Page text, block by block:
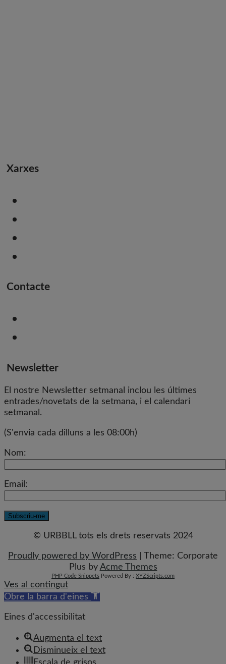
Xarxes
Contacte
Newsletter
El nostre Newsletter setmanal inclou les últimes
entrades/novetats de la setmana, i el calendari
setmanal.
(S'envia cada dilluns a les 08:00h)
Nom:
Email:
© URBBLL tots els drets reservats 2024
Proudly powered by WordPress
Theme: Corporate
Plus by Acme Themes
PHP Code Snippets Powered By : XYZScripts.com
Ves al contingut
Obre la barra d'eines
Eines d'accessibilitat
Augmenta el text
Disminueix el text